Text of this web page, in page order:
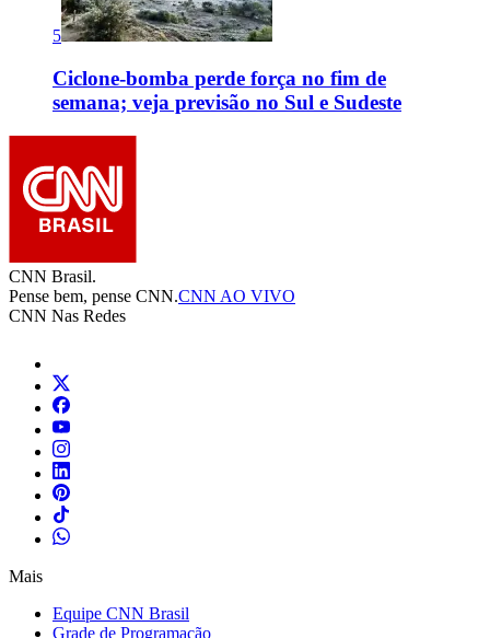
5
Ciclone-bomba perde força no fim de
semana; veja previsão no Sul e Sudeste
CNN Brasil.
Pense bem, pense CNN.CNN AO VIVO
CNN Nas Redes
Mais
Equipe CNN Brasil
Grade de Programação